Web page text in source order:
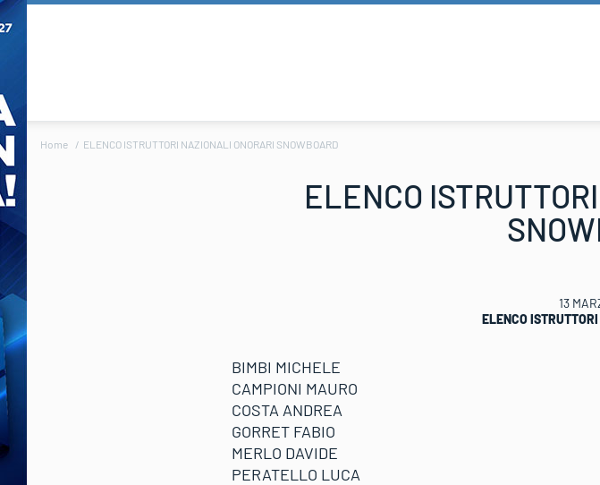
Home ELENCO ISTRUTTORI NAZIONALI ONORARI SNOWBOARD
ELENCO
13
ELENCO
BIMBI MICHELE
CAMPIONI MAURO
COSTA ANDREA
GORRET FABIO
MERLO DAVIDE
PERATELLO LUCA